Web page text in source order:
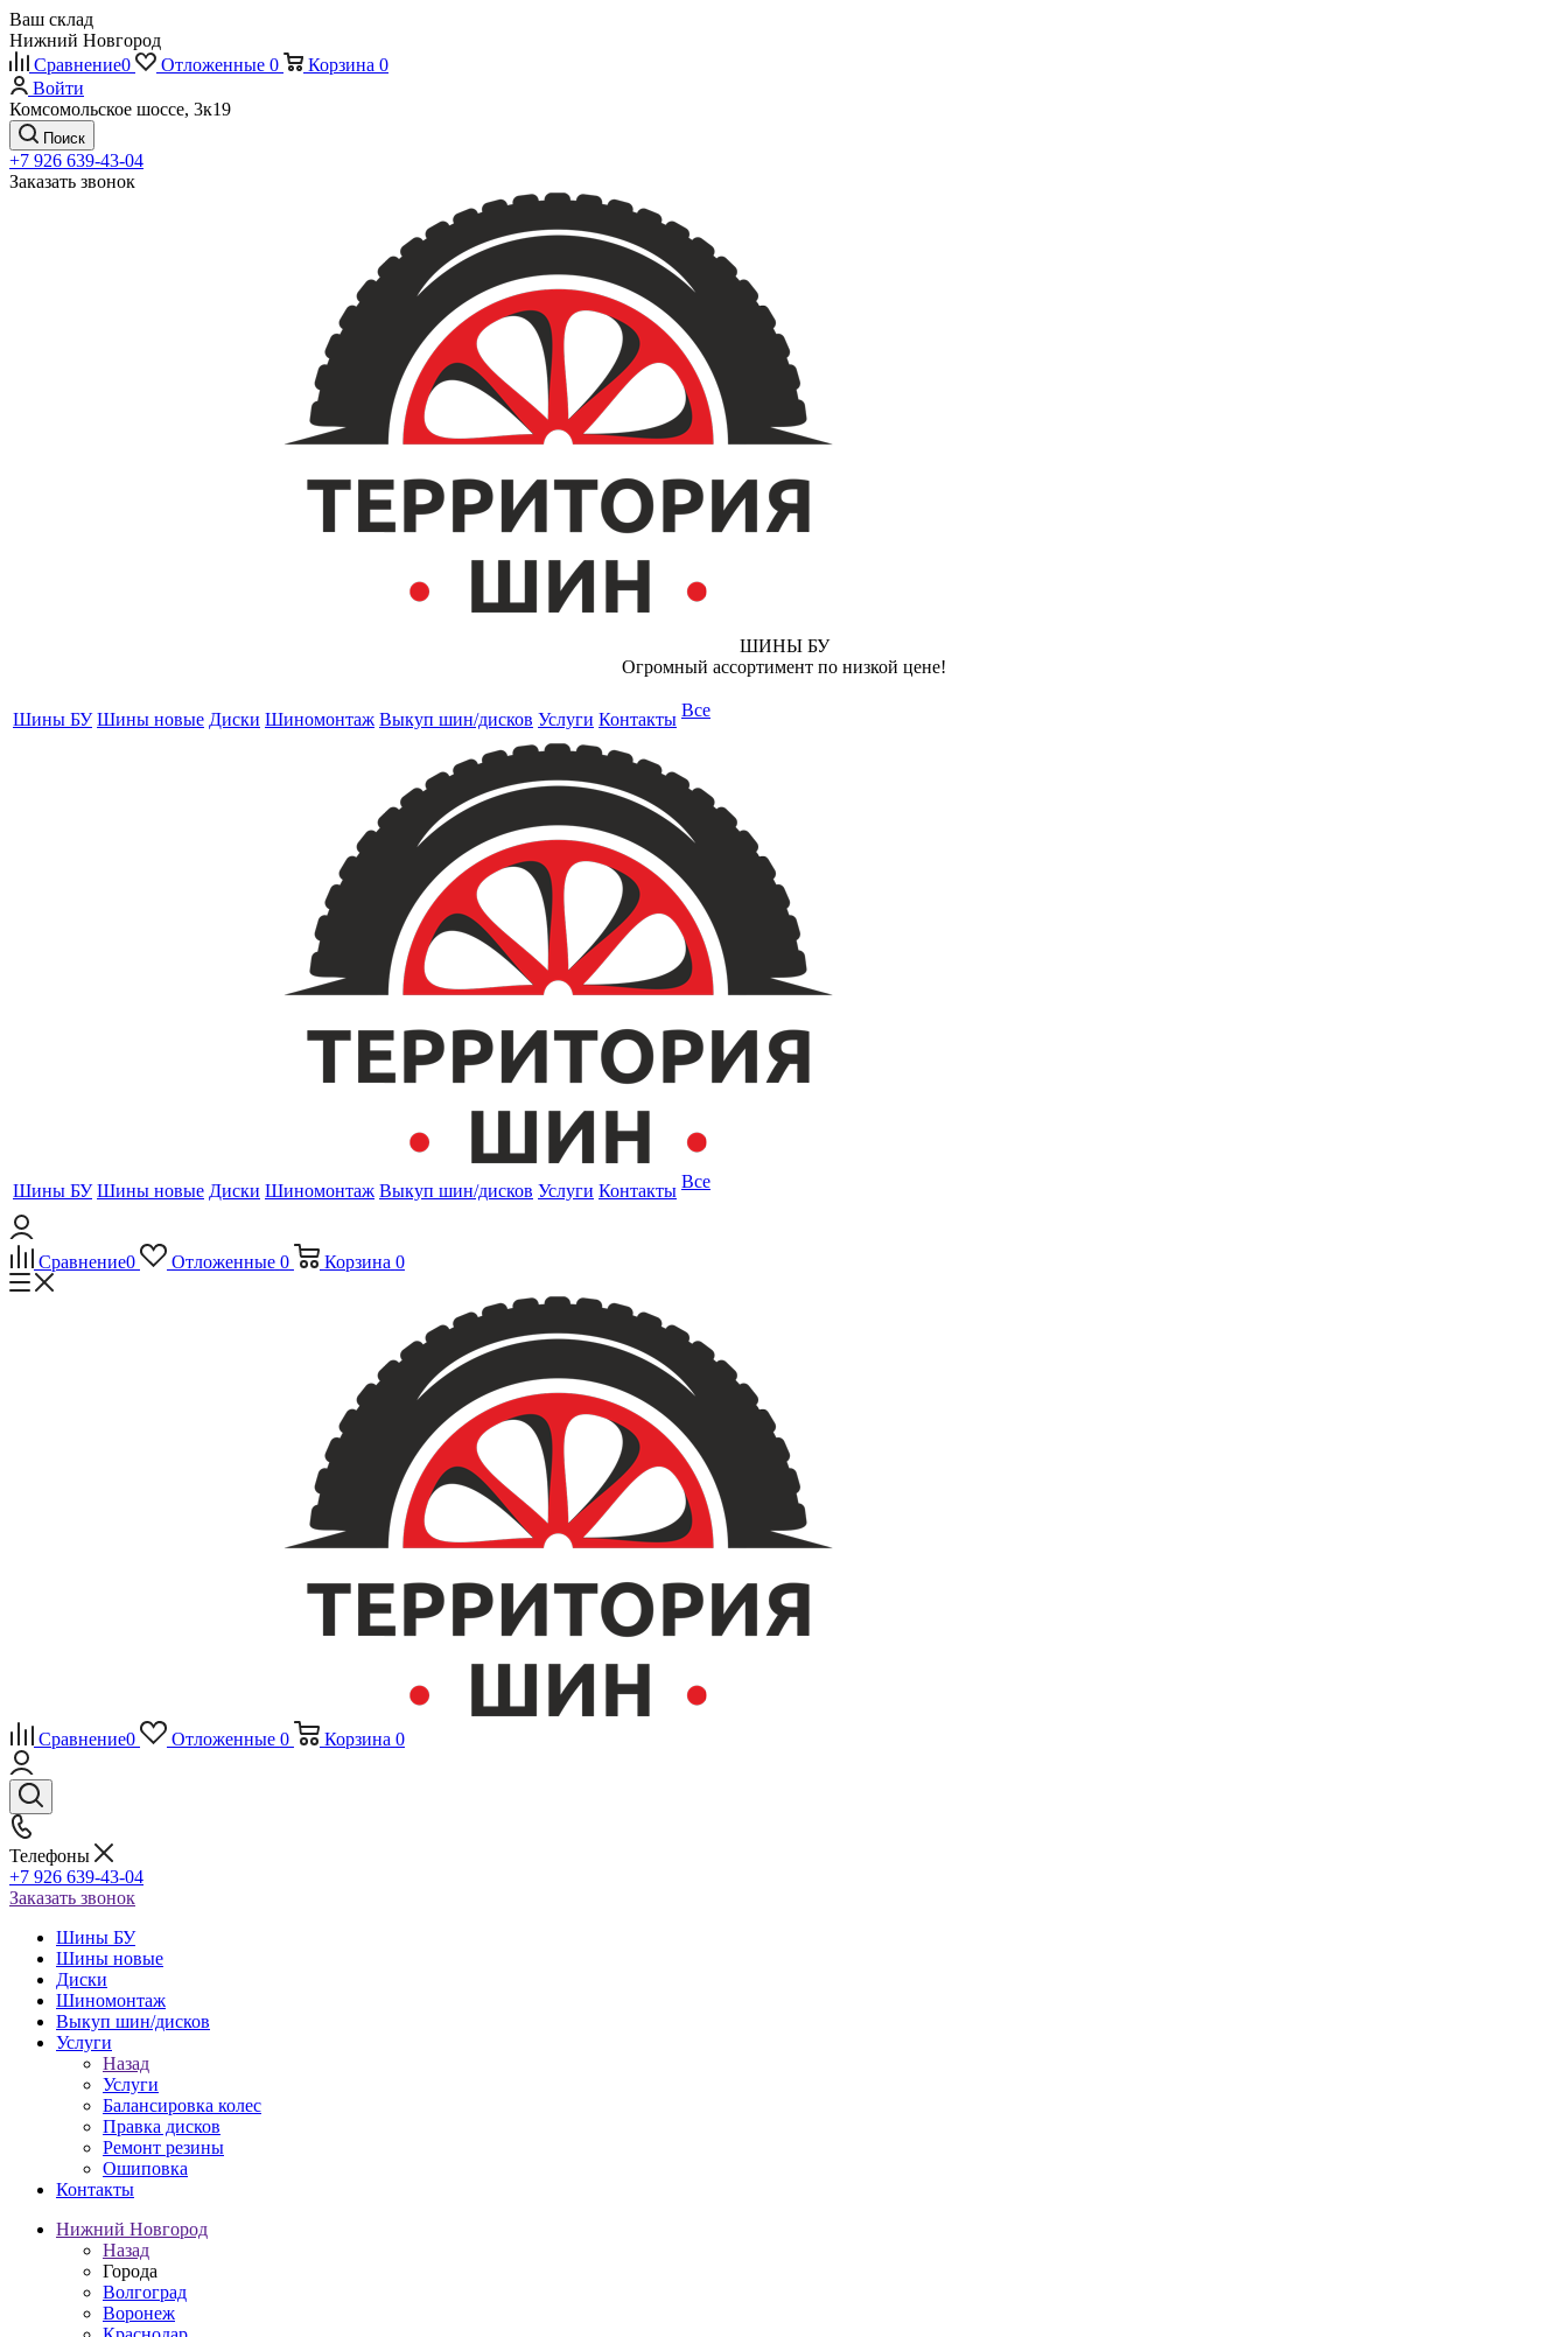
Ваш склад
Нижний Новгород
Сравнение0 Отложенные 0 Корзина 0
Войти
Комсомольское шоссе, 3к19
Поиск
+7 926 639-43-04
Заказать звонок
ШИНЫ БУ
Огромный ассортимент по низкой цене!
Шины БУ Шины новые Диски Шиномонтаж Выкуп шин/дисков Услуги Контакты Все
Шины БУ Шины новые Диски Шиномонтаж Выкуп шин/дисков Услуги Контакты Все
Сравнение0 Отложенные 0 Корзина 0
Сравнение0 Отложенные 0 Корзина 0
Телефоны
+7 926 639-43-04
Заказать звонок
Шины БУ
Шины новые
Диски
Шиномонтаж
Выкуп шин/дисков
Услуги
Назад
Услуги
Балансировка колес
Правка дисков
Ремонт резины
Ошиповка
Контакты
Нижний Новгород
Назад
Города
Волгоград
Воронеж